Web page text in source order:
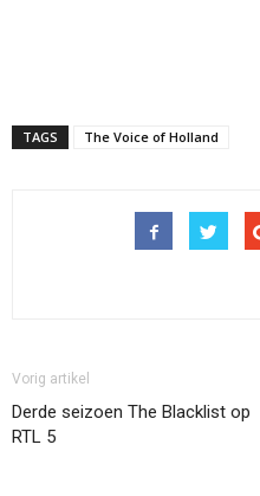
TAGS The Voice of Holland
Vorig artikel
Derde seizoen The Blacklist op
RTL 5